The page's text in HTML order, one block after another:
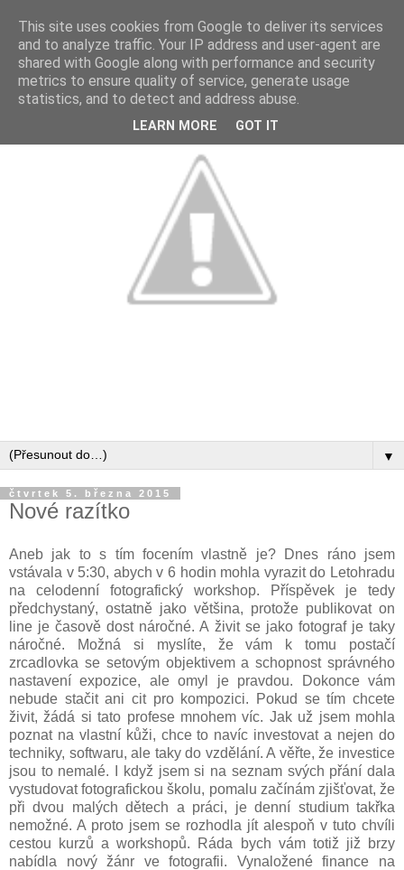
▼
čtvrtek 5. března 2015
Nové razítko
Aneb jak to s tím focením vlastně je? Dnes ráno jsem
vstávala v 5:30, abych v 6 hodin mohla vyrazit do Letohradu
na celodenní fotografický workshop. Příspěvek je tedy
předchystaný, ostatně jako většina, protože publikovat on
line je časově dost náročné. A živit se jako fotograf je taky
náročné. Možná si myslíte, že vám k tomu postačí
zrcadlovka se setovým objektivem a schopnost správného
nastavení expozice, ale omyl je pravdou. Dokonce vám
nebude stačit ani cit pro kompozici. Pokud se tím chcete
živit, žádá si tato profese mnohem víc. Jak už jsem mohla
poznat na vlastní kůži, chce to navíc investovat a nejen do
techniky, softwaru, ale taky do vzdělání. A věřte, že investice
jsou to nemalé. I když jsem si na seznam svých přání dala
vystudovat fotografickou školu, pomalu začínám zjišťovat, že
při dvou malých dětech a práci, je denní studium takřka
nemožné. A proto jsem se rozhodla jít alespoň v tuto chvíli
cestou kurzů a workshopů. Ráda bych vám totiž již brzy
nabídla nový žánr ve fotografii. Vynaložené finance na
This site uses cookies from Google to deliver its services
and to analyze traffic. Your IP address and user-agent are
shared with Google along with performance and security
metrics to ensure quality of service, generate usage
statistics, and to detect and address abuse.
LEARN MORE GOT IT